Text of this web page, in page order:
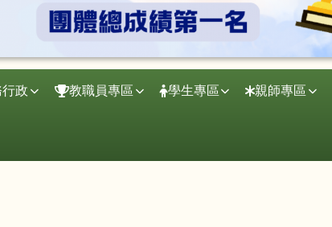
政 教職員專區 學生專區 親師專區